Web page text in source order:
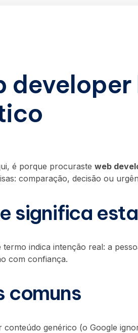
é porque procuraste web
comparação, decisão ou
significa
termo indica intenção real: a
com confiança.
comuns
conteúdo genérico (o Google